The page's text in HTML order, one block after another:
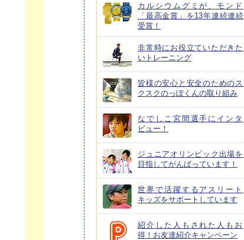
カルシウムグミが、モンド
「最高金賞」を13年連続連続
受賞！
非常時にお役立ていただきた
いトレーニング
皆様の安心と安全のためのス
クスクのっぽくんの取り組み
なでしこ宮間選手にインタ
ビュー！
ジュニアオリンピック出場を
目指してがんばっています！
世界で活躍するアスリート
キッズをサポートしています
紹介した人もされた人もお
得！お友達紹介キャンペーン